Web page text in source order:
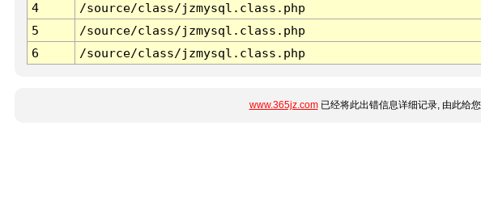
4
/source/class/jzmysql.class.php
5
/source/class/jzmysql.class.php
6
/source/class/jzmysql.class.php
www.365jz.com已经将此出错信息详细记录, 由此给